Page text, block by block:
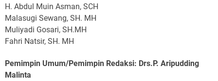
H. Abdul Muin Asman, SCH
Malasugi Sewang, SH. MH
Muliyadi Gosari, SH.MH
Fahri Natsir, SH. MH
Pemimpin Umum/Pemimpin Redaksi: Drs.P. Aripudding
Malinta